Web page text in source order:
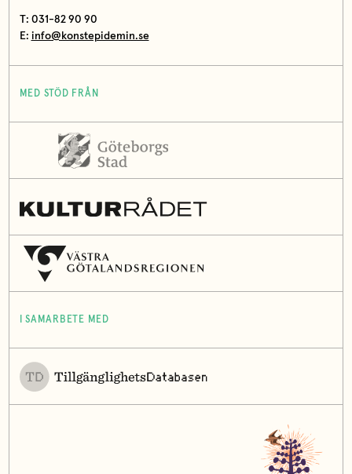
T: 031-82 90 90
E: info@konstepidemin.se
MED STÖD FRÅN
I SAMARBETE MED